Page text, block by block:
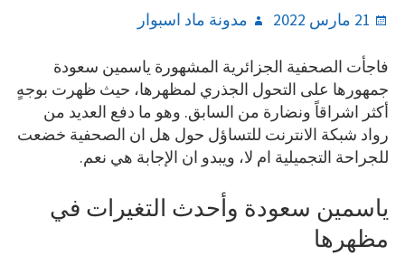
Posted
21 مارس 2022 Author
مدونة ماد اسبوار
فاجأت الصحفية الجزائرية المشهورة ياسمين سعودة
جمهورها على التحول الجذري لمظهرها، حيث ظهرت بوجهٍ
أكثر اشراقاً ونضارة من السابق. وهو ما دفع العديد من
رواد شبكة الانترنت للتساؤل حول هل ان الصحفية خضعت
للجراحة التجميلية ام لا، ويبدو ان الإجابة هي نعم.
ياسمين سعودة وأحدث التغيرات في
مظهرها